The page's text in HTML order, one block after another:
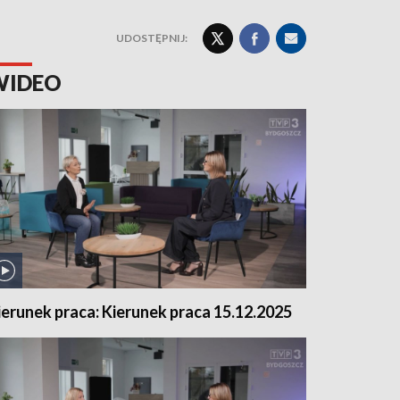
UDOSTĘPNIJ:
praca: Kierunek praca 15.12.2025